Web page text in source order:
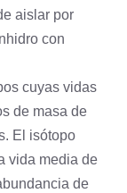
aislar por
con
cuyas vidas
de masa de
El isótopo
vida media de
de